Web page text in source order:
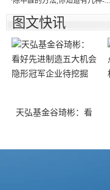
图文快讯
天弘基金谷琦彬：看